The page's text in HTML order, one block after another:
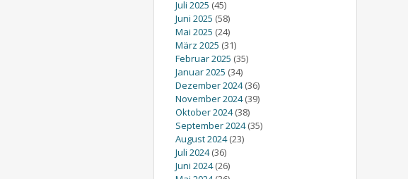
Juli 2025 (45)
Juni 2025 (58)
Mai 2025 (24)
März 2025 (31)
Februar 2025 (35)
Januar 2025 (34)
Dezember 2024(36)
November 2024(39)
Oktober 2024(38)
September 2024(35)
August 2024(23)
Juli 2024(36)
Juni 2024(26)